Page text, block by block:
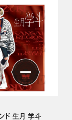
ド 生月 学斗